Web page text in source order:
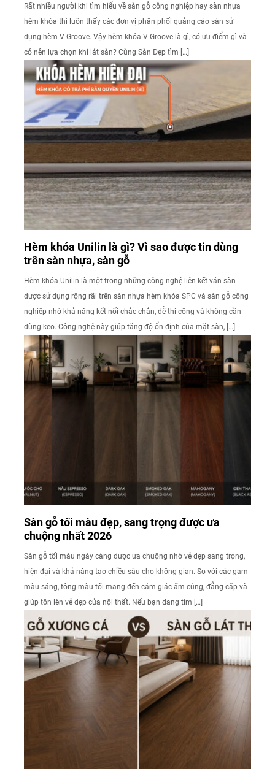
Rất nhiều người khi tìm hiểu về sàn gỗ công nghiệp hay sàn nhựa
hèm khóa thì luôn thấy các đơn vị phân phối quảng cáo sàn sử
dụng hèm V Groove. Vậy hèm khóa V Groove là gì, có ưu điểm gì và
có nên lựa chọn khi lát sàn? Cùng Sàn Đẹp tìm […]
Hèm khóa Unilin là gì? Vì sao được tin dùng
trên sàn nhựa, sàn gỗ
Hèm khóa Unilin là một trong những công nghệ liên kết ván sàn
được sử dụng rộng rãi trên sàn nhựa hèm khóa SPC và sàn gỗ công
nghiệp nhờ khả năng kết nối chắc chắn, dễ thi công và không cần
dùng keo. Công nghệ này giúp tăng độ ổn định của mặt sàn, […]
Sàn gỗ tối màu đẹp, sang trọng được ưa
chuộng nhất 2026
Sàn gỗ tối màu ngày càng được ưa chuộng nhờ vẻ đẹp sang trọng,
hiện đại và khả năng tạo chiều sâu cho không gian. So với các gam
màu sáng, tông màu tối mang đến cảm giác ấm cúng, đẳng cấp và
giúp tôn lên vẻ đẹp của nội thất. Nếu bạn đang tìm […]